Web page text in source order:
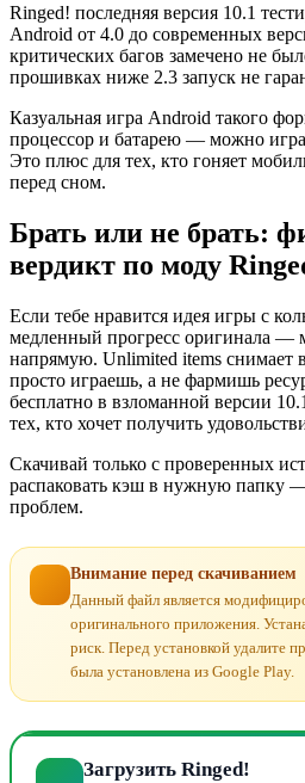
Ringed! последняя версия 10.1
Android от 4.0 до современных
критических багов замечено не
прошивках ниже 2.3 запуск не
Казуальная игра Android такого
процессор и батарею — можно
Это плюс для тех, кто гоняет
перед сном.
Брать или не брать:
вердикт по моду
Если тебе нравится идея игры с
медленный прогресс оригинала —
напрямую. Unlimited items снимает
просто играешь, а не фармишь
бесплатно в взломанной версии
тех, кто хочет получить
Скачивай только с проверенных
распаковать кэш в нужную папку —
проблем.
Внимание перед скачиванием
Данный файл является
оригинального приложения.
риск. Перед установкой удалите
была установлена из Google Play.
Загрузить Ringed!